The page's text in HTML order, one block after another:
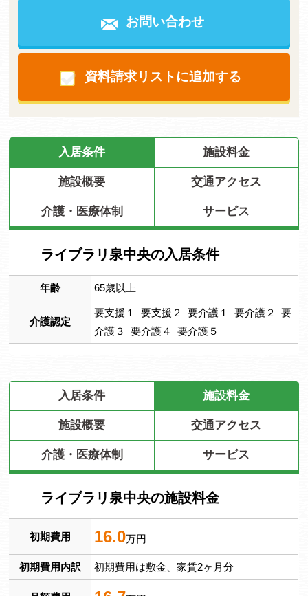
お問い合わせ
資料請求リストに追加する
入居条件 施設料金
施設概要 交通アクセス
介護・医療体制 サービス
ライブラリ泉中央の入居条件
年齢 65歳以上
介護認定
要支援１ 要支援２ 要介護１ 要介護２ 要
介護３ 要介護４ 要介護５
入居条件 施設料金
施設概要 交通アクセス
介護・医療体制 サービス
ライブラリ泉中央の施設料金
初期費用 16.0万円
初期費用内訳 初期費用は敷金、家賃2ヶ月分